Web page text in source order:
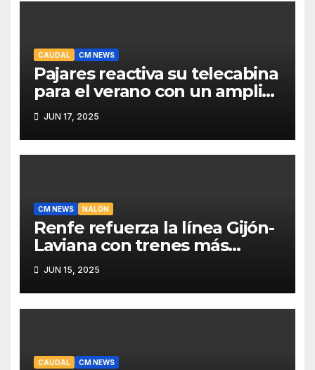
CAUDAL CM NEWS
Pajares reactiva su telecabina
para el verano con un amplio
programa de actividades
JUN 17, 2025
CM NEWS NALÓN
Renfe refuerza la línea Gijón-
Laviana con trenes más
fiables y mejor servicio para
recuperar viajeros
JUN 15, 2025
CAUDAL CM NEWS